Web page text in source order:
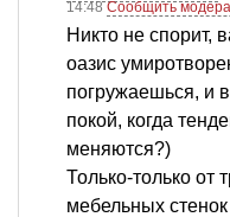
14:48Сообщить
Никто не спорит,
оазис
погружаешься, и
покой, когда
меняются?)
Только-только от
мебельных